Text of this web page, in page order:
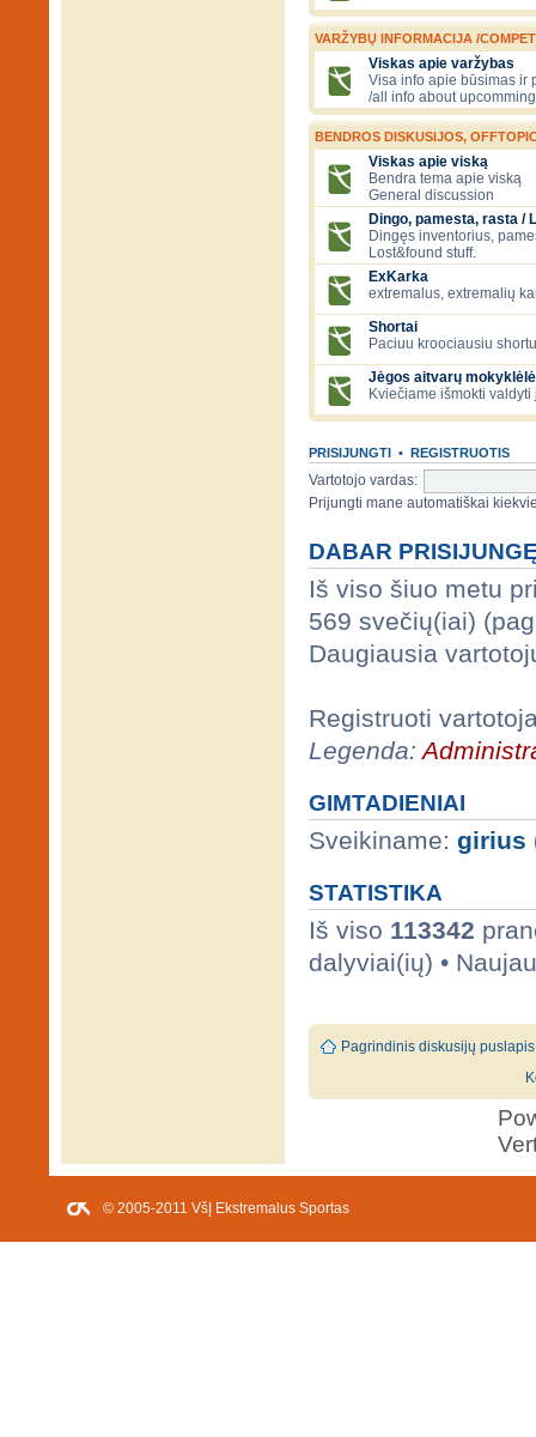
VARŽYBŲ INFORMACIJA /
Viskas apie varžybas
Visa info apie būsimas ir
/all info about
BENDROS DISKUSIJOS,
Viskas apie viską
Bendra tema apie viską
General discussion
Dingo, pamesta, rasta /
Dingęs inventorius,
Lost&found stuff.
ExKarka
extremalus, extremalių
Shortai
Paciuu kroociausiu
Jėgos aitvarų mokyklėlė
Kviečiame išmokti
PRISIJUNGTI • REGISTRUOTIS
Vartotojo vardas:
Prijungti mane automatiškai
DABAR
Iš viso šiuo metu
569 svečių(iai)
Daugiausia
Registruoti
Legenda:
GIMTADIENIAI
Sveikiname: girius
STATISTIKA
Iš viso 113342
dalyviai(ių) •
Pagrindinis diskusijų puslapis
© 2005-2011 VšĮ Ekstremalus Sportas